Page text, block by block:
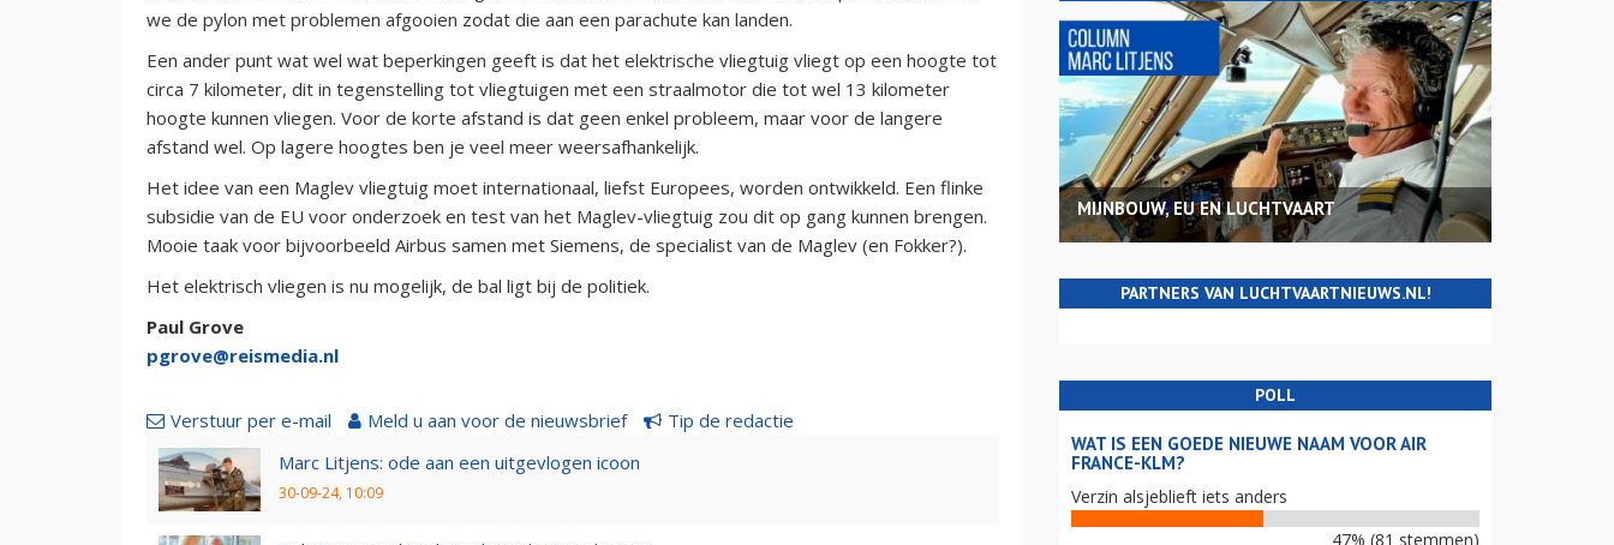
we de pylon met problemen afgooien zodat die aan een parachute kan landen.
Een ander punt wat wel wat beperkingen geeft is dat het elektrische vliegtuig vliegt op een hoogte tot
circa 7 kilometer, dit in tegenstelling tot vliegtuigen met een straalmotor die tot wel 13 kilometer
hoogte kunnen vliegen. Voor de korte afstand is dat geen enkel probleem, maar voor de langere
afstand wel. Op lagere hoogtes ben je veel meer weersafhankelijk.
Het idee van een Maglev vliegtuig moet internationaal, liefst Europees, worden ontwikkeld. Een flinke
subsidie van de EU voor onderzoek en test van het Maglev-vliegtuig zou dit op gang kunnen brengen.
Mooie taak voor bijvoorbeeld Airbus samen met Siemens, de specialist van de Maglev (en Fokker?).
Het elektrisch vliegen is nu mogelijk, de bal ligt bij de politiek.
Paul Grove
pgrove@reismedia.nl
Verstuur per e-mail Meld u aan voor de nieuwsbrief
Tip de redactie
Marc Litjens: ode aan een uitgevlogen icoon
30-09-24, 10:09
MIJNBOUW, EU EN LUCHTVAART
PARTNERS VAN LUCHTVAARTNIEUWS.NL!
POLL
WAT IS EEN GOEDE NIEUWE NAAM VOOR AIR
FRANCE-KLM?
Verzin alsjeblieft iets anders
47% (81 stemmen)